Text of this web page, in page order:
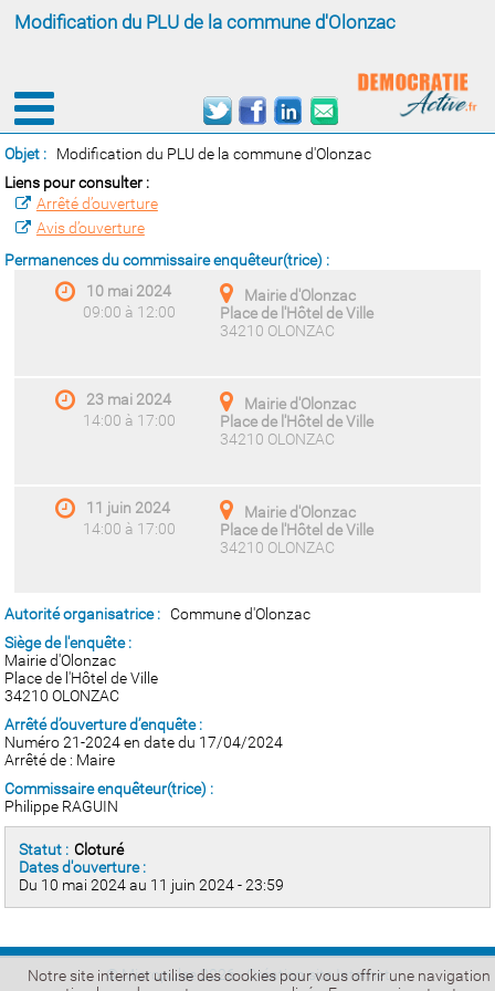
Modification du PLU de la commune d'Olonzac
Objet :
Modification du PLU de la commune d'Olonzac
Liens pour consulter :
Arrêté d’ouverture
Avis d’ouverture
Permanences du commissaire enquêteur(trice) :
10 mai 2024
09:00 à 12:00
Mairie d'Olonzac
Place de l'Hôtel de Ville
34210 OLONZAC
23 mai 2024
14:00 à 17:00
Mairie d'Olonzac
Place de l'Hôtel de Ville
34210 OLONZAC
11 juin 2024
14:00 à 17:00
Mairie d'Olonzac
Place de l'Hôtel de Ville
34210 OLONZAC
Autorité organisatrice : Commune d'Olonzac
Siège de l'enquête :
Mairie d'Olonzac
Place de l'Hôtel de Ville
34210 OLONZAC
Arrêté d’ouverture d’enquête :
Numéro 21-2024 en date du 17/04/2024
Arrêté de : Maire
Commissaire enquêteur(trice) :
Philippe RAGUIN
Statut : Cloturé
Dates d'ouverture :
Du 10 mai 2024 au 11 juin 2024 - 23:59
© Micropulse 2026 -Création site Internet
Notre site internet utilise des cookies pour vous offrir une navigation